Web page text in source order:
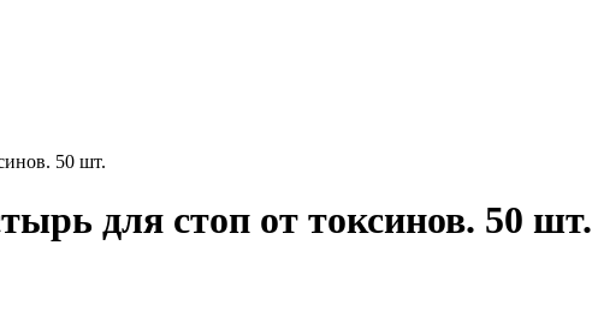
50 шт.
для стоп от токсинов. 50 шт.